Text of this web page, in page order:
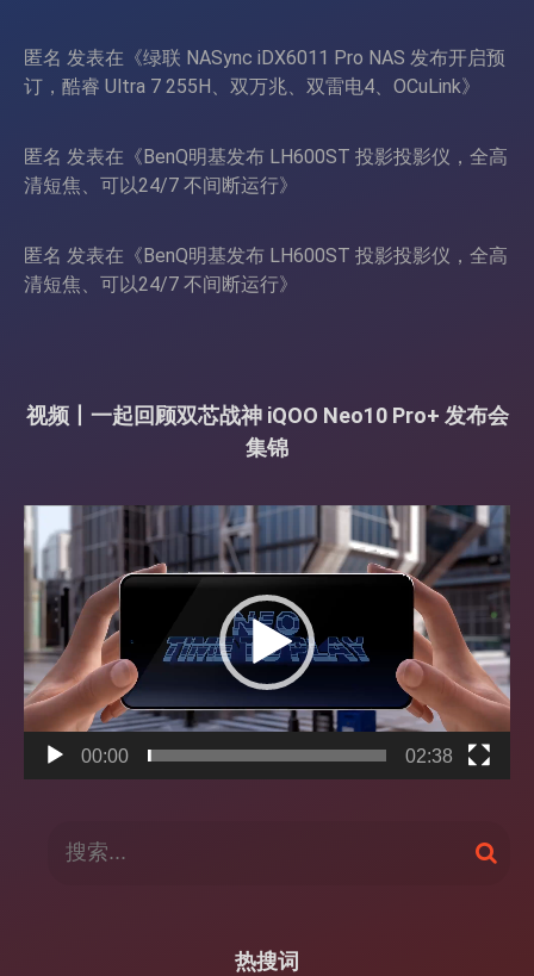
匿名 发表在《绿联 NASync iDX6011 Pro NAS 发布开启预
订，酷睿 Ultra 7 255H、双万兆、双雷电4、OCuLink》
匿名 发表在《BenQ明基发布 LH600ST 投影投影仪，全高
清短焦、可以24/7 不间断运行》
匿名 发表在《BenQ明基发布 LH600ST 投影投影仪，全高
清短焦、可以24/7 不间断运行》
视频丨一起回顾双芯战神 iQOO Neo10 Pro+ 发布会
集锦
视
频
播
放
器
00:00 02:38
搜
索
热搜词